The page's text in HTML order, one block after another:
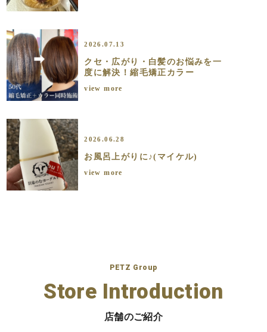
2026.07.13
クセ・広がり・白髪のお悩みを一
度に解決！縮毛矯正カラー
view more
2026.06.28
お風呂上がりに♪(マイケル)
view more
PETZ Group
Store Introduction
店舗のご紹介